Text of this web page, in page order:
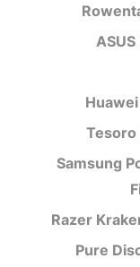
Tesoro
Samsung
Razer
Pure